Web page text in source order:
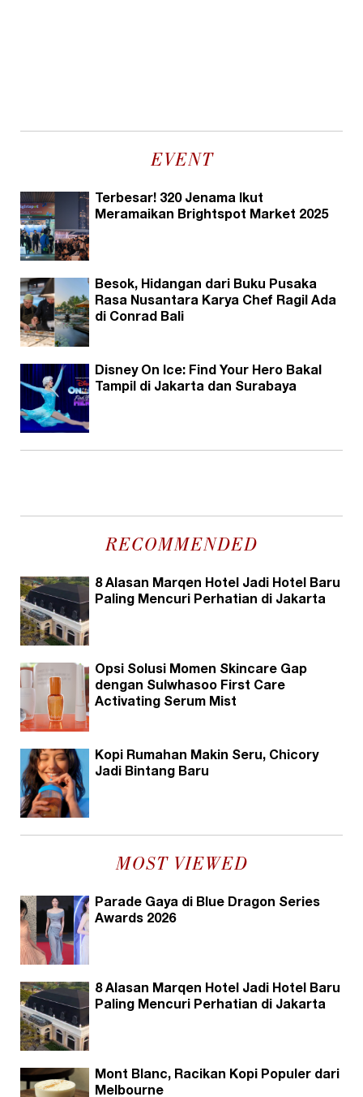
EVENT
Terbesar! 320 Jenama Ikut
Meramaikan Brightspot Market 2025
Besok, Hidangan dari Buku Pusaka
Rasa Nusantara Karya Chef Ragil Ada
di Conrad Bali
Disney On Ice: Find Your Hero Bakal
Tampil di Jakarta dan Surabaya
RECOMMENDED
8 Alasan Marqen Hotel Jadi Hotel Baru
Paling Mencuri Perhatian di Jakarta
Opsi Solusi Momen Skincare Gap
dengan Sulwhasoo First Care
Activating Serum Mist
Kopi Rumahan Makin Seru, Chicory
Jadi Bintang Baru
MOST VIEWED
Parade Gaya di Blue Dragon Series
Awards 2026
8 Alasan Marqen Hotel Jadi Hotel Baru
Paling Mencuri Perhatian di Jakarta
Mont Blanc, Racikan Kopi Populer dari
Melbourne